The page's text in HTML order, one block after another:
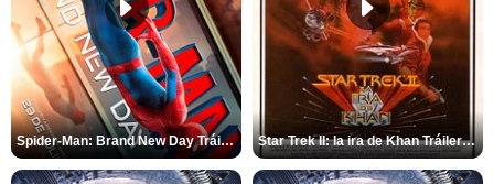
Spider-Man: Brand New Day Tráiler (3) Star Trek II: la ira de Khan Tráiler VO